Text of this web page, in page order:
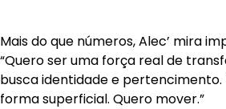
Mais do que números, Alec’ mira
“Quero ser uma força real de
busca identidade e
forma superficial. Quero mover.”